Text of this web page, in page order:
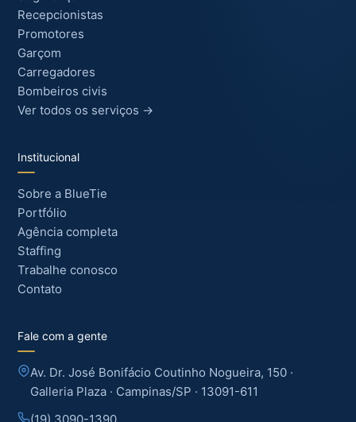
Recepcionistas
Promotores
Garçom
Carregadores
Bombeiros civis
Ver todos os serviços →
Institucional
Sobre a BlueTie
Portfólio
Agência completa
Staffing
Trabalhe conosco
Contato
Fale com a gente
Av. Dr. José Bonifácio Coutinho Nogueira, 150 ·
Galleria Plaza · Campinas/SP · 13091-611